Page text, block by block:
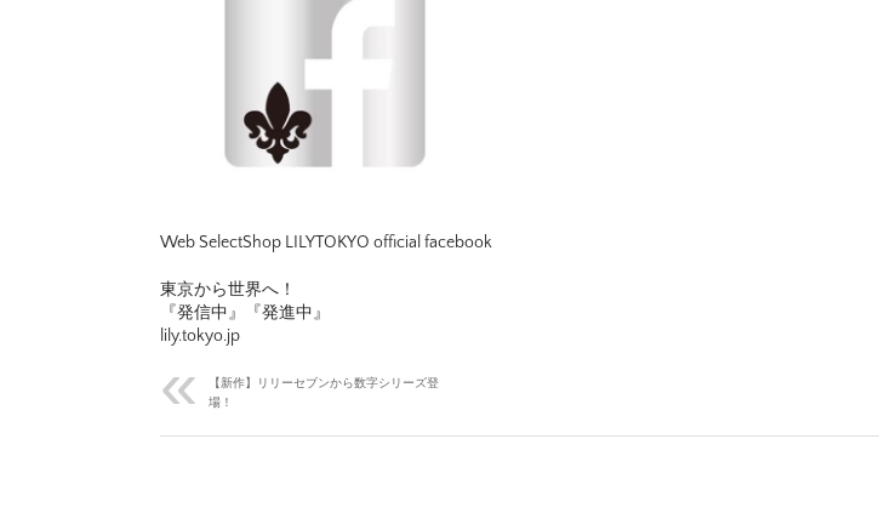
Web SelectShop LILYTOKYO official facebook
東京から世界へ！
『発信中』『発進中』
lily.tokyo.jp
【新作】リリーセブンから数字シリーズ登
場！